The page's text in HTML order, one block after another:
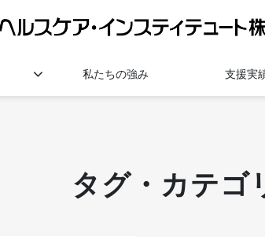
私たちの強み 支援実
タグ・カテゴ